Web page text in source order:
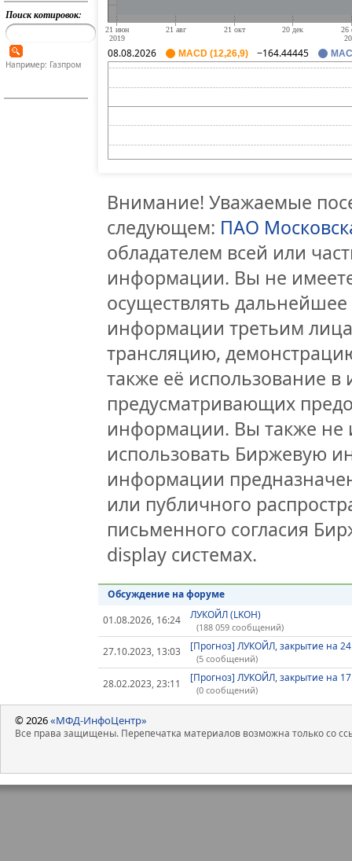
Поиск котировок:
Например: Газпром
08.08.2026 MACD (12,26,9) −164.44445
Внимание! Уважаемые
следующем: ПАО
обладателем всей или
информации. Вы не
осуществлять
информации третьим
трансляцию,
также её использование
предусматривающих
информации. Вы также не
использовать Биржевую
информации
или публичного
письменного согласия
display системах.
Обсуждение на форуме
01.08.2026, 16:24
ЛУКОЙЛ (LKOH)
(188 059 сообщений)
27.10.2023, 13:03 [Прогноз] ЛУКОЙЛ, закрытие на
(5 сообщений)
28.02.2023, 23:11 [Прогноз] ЛУКОЙЛ, закрытие на
(0 сообщений)
© 2026«МФД-ИнфоЦентр»
Все права защищены. Перепечатка материалов возможна только со